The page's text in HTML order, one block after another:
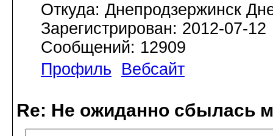
Откуда: Днепродзержинск
Зарегистрирован: 2012-07-12
Сообщений: 12909
Профиль
Вебсайт
Re: Не ожиданно сбылась